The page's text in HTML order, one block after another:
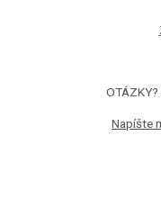
OTÁZKY?
Napíšte